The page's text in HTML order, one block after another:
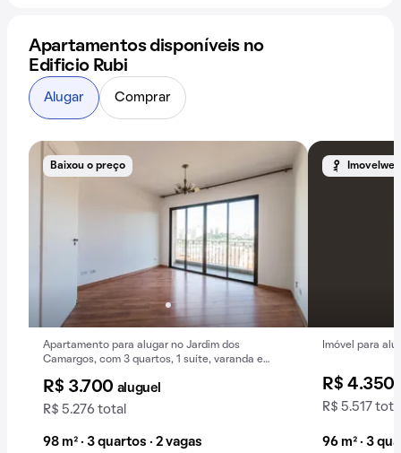
Apartamentos disponíveis no
Edificio Rubi
Baixou o preço
Apartamento para alugar no Jardim dos
Camargos, com 3 quartos, 1 suíte, varanda e
R$ 3.700 aluguel
R$ 5.276 total
98 m² · 3 quartos · 2 vagas
Imovelweb
Imóvel para
R$ 4.350
R$ 5.517
96 m² · 3
Alugar Comprar